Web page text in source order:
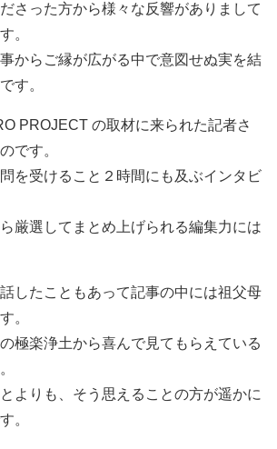
さった方から様々な反響がありまして
。
からご縁が広がる中で意図せぬ実を結
す。
PROJECT の取材に来られた記者さ
です。
を受けること２時間にも及ぶインタビ
厳選してまとめ上げられる編集力には
したこともあって記事の中には祖父母
。
極楽浄土から喜んで見てもらえている
よりも、そう思えることの方が遥かに
。